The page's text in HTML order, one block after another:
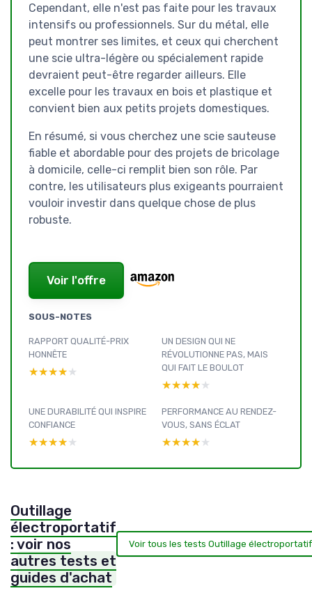
Cependant, elle n'est pas faite pour les travaux
intensifs ou professionnels. Sur du métal, elle
peut montrer ses limites, et ceux qui cherchent
une scie ultra-légère ou spécialement rapide
devraient peut-être regarder ailleurs. Elle
excelle pour les travaux en bois et plastique et
convient bien aux petits projets domestiques.
En résumé, si vous cherchez une scie sauteuse
fiable et abordable pour des projets de bricolage
à domicile, celle-ci remplit bien son rôle. Par
contre, les utilisateurs plus exigeants pourraient
vouloir investir dans quelque chose de plus
robuste.
Voir l'offre
SOUS-NOTES
RAPPORT QUALITÉ-PRIX
HONNÊTE
★★★★★
★★★★★
UN DESIGN QUI NE
RÉVOLUTIONNE PAS, MAIS
QUI FAIT LE BOULOT
★★★★★
★★★★★
UNE DURABILITÉ QUI INSPIRE
CONFIANCE
★★★★★
★★★★★
PERFORMANCE AU RENDEZ-
VOUS, SANS ÉCLAT
★★★★★
★★★★★
Outillage
électroportatif
: voir nos
autres tests et
guides d'achat
Voir tous les tests Outillage